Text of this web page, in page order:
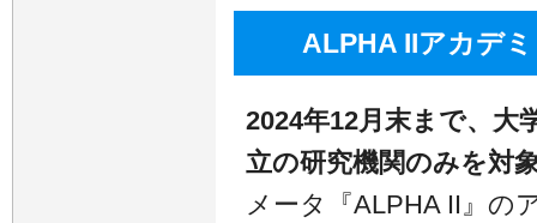
ALPHA IIアカデ
2024年12月末まで、大
立の研究機関のみを対
メータ『ALPHA II』の